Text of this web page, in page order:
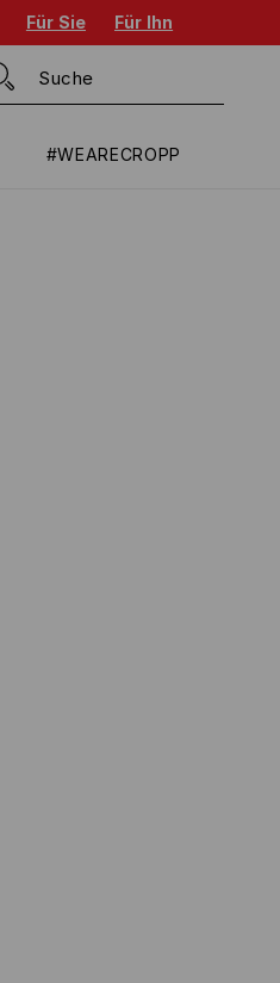
Für Sie Für Ihn
#WEARECROPP